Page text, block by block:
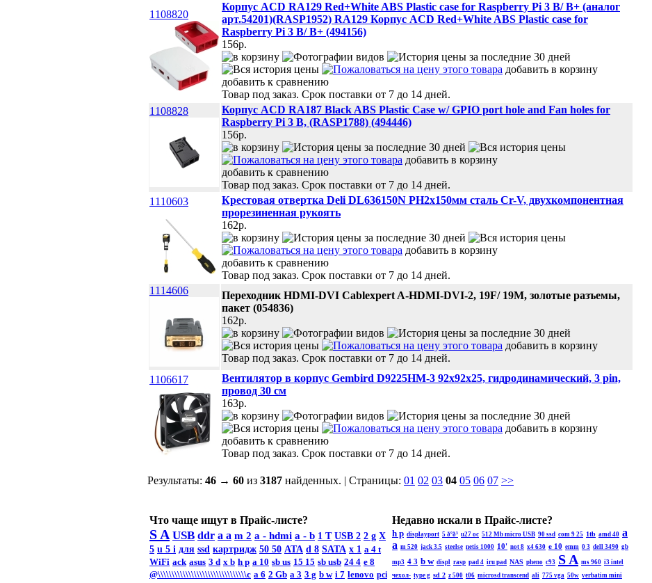
1108820
Корпус ACD RA129 Red+White ABS Plastic case for Raspberry Pi 3 B/ B+ (аналог
арт.54201)(RASP1952) RA129 Корпус ACD Red+White ABS Plastic case for
Raspberry Pi 3 B/ B+ (494156)
156p.
добавить в корзину
добавить к сравнению
Товар под заказ. Срок поставки от 7 до 14 дней.
1108828
Корпус ACD RA187 Black ABS Plastic Case w/ GPIO port hole and Fan holes for
Raspberry Pi 3 B, (RASP1788) (494446)
156p.
добавить в корзину
добавить к сравнению
Товар под заказ. Срок поставки от 7 до 14 дней.
1110603
Крестовая отвертка Deli DL636150N PH2x150мм сталь Cr-V, двухкомпонентная
прорезиненная рукоять
162p.
добавить в корзину
добавить к сравнению
Товар под заказ. Срок поставки от 7 до 14 дней.
1114606
Переходник HDMI-DVI Cablexpert A-HDMI-DVI-2, 19F/ 19M, золотые разъемы,
пакет (054836)
162p.
добавить в корзину
Товар под заказ. Срок поставки от 7 до 14 дней.
1106617
Вентилятор в корпус Gembird D9225HM-3 92x92x25, гидродинамический, 3 pin,
провод 30 см
163p.
добавить в корзину
добавить к сравнению
Товар под заказ. Срок поставки от 7 до 14 дней.
Результаты: 46 → 60 из 3187 найденных. | Страницы: 01 02 03 04 05 06 07 >>
Что чаще ищут в Прайс-листе?
S A USB ddr a a m 2 a - hdmi a - b 1 T USB 2 2 g X
5 u 5 i для ssd картридж 50 50 ATA d 8 SATA x 1 a 4 t
WiFi ack asus 3 d x b h p a 10 sb us 15 15 sb usb 24 4 e 8
@\\\\\\\\\\\\\\\\\\\\\\\\\\\\\\\\c а 6 2 Gb а 3 3 g b w i 7 lenovo pci
Недавно искали в Прайс-листе?
h p displayport 5 ðºð³ u27 oc 512 Mb micro USB 90 ssd com 9 25 1tb amd 40 a
a m 520 jack 3.5 steelse netis 1000 10' not 8 x4 630 e 10 emm 0 3 dell 3490 gb
mp3 4 3 b w displ rasp pad 4 iru pad NAS pheno c93 S A ms 960 i3 intel
чехол- type g sd 2 z 500 t06 microsd transcend ali 775 vga 50w verbatim mini